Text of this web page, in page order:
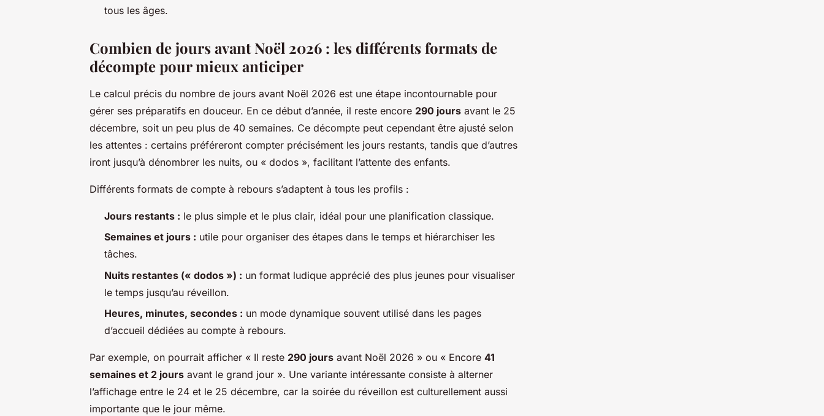
tous les âges.
Combien de jours avant Noël 2026 : les différents formats de
décompte pour mieux anticiper
Le calcul précis du nombre de jours avant Noël 2026 est une étape incontournable pour
gérer ses préparatifs en douceur. En ce début d’année, il reste encore 290 jours avant le 25
décembre, soit un peu plus de 40 semaines. Ce décompte peut cependant être ajusté selon
les attentes : certains préféreront compter précisément les jours restants, tandis que d’autres
iront jusqu’à dénombrer les nuits, ou « dodos », facilitant l’attente des enfants.
Différents formats de compte à rebours s’adaptent à tous les profils :
Jours restants : le plus simple et le plus clair, idéal pour une planification classique.
Semaines et jours : utile pour organiser des étapes dans le temps et hiérarchiser les
tâches.
Nuits restantes (« dodos ») : un format ludique apprécié des plus jeunes pour visualiser
le temps jusqu’au réveillon.
Heures, minutes, secondes : un mode dynamique souvent utilisé dans les pages
d’accueil dédiées au compte à rebours.
Par exemple, on pourrait afficher « Il reste 290 jours avant Noël 2026 » ou « Encore 41
semaines et 2 jours avant le grand jour ». Une variante intéressante consiste à alterner
l’affichage entre le 24 et le 25 décembre, car la soirée du réveillon est culturellement aussi
importante que le jour même.